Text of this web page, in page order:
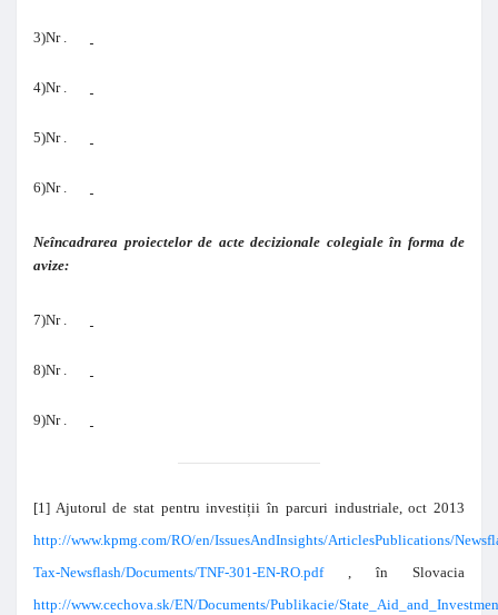
3)Nr .
4)Nr .
5)Nr .
6)Nr .
Neîncadrarea proiectelor de acte decizionale colegiale în forma de
avize:
7)Nr .
8)Nr .
9)Nr .
[1] Ajutorul de stat pentru investiții în parcuri industriale, oct 2013
http://www.kpmg.com/RO/en/IssuesAndInsights/ArticlesPublications/
Tax-Newsflash/Documents/TNF-301-EN-RO.pdf, în Slovacia
http://www.cechova.sk/EN/Documents/Publikacie/